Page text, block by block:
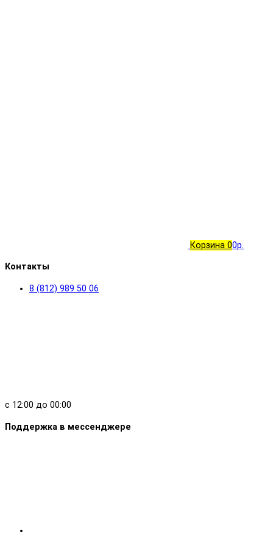
Корзина 00р.
Контакты
8 (812) 989 50 06
с 12:00 до 00:00
Поддержка в мессенджере